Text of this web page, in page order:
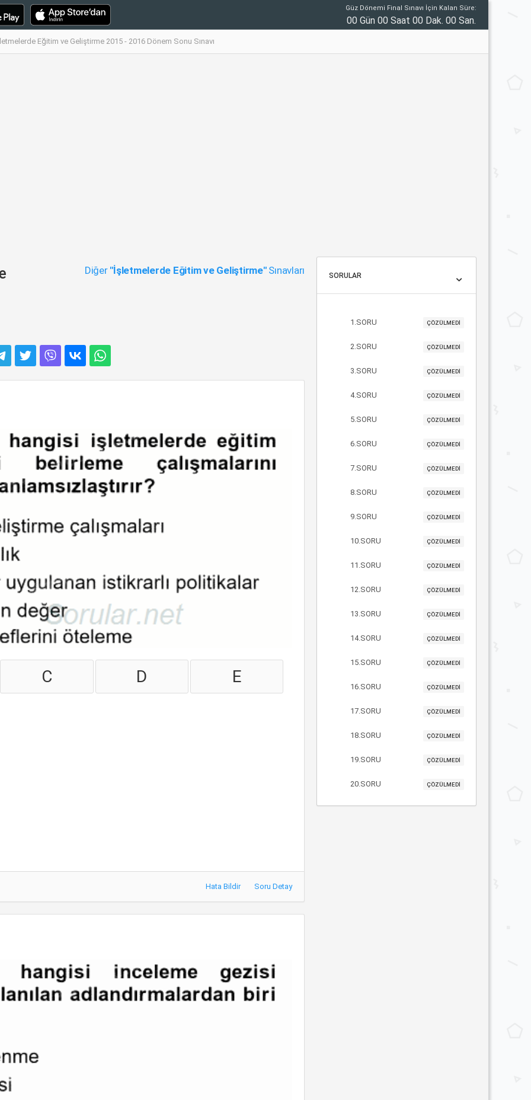
Güz Dönemi Final Sınavı İçin Kalan Süre:
00 Gün 00 Saat 00 Dak. 00 San.
Eğitim ve Geliştirme 2015 - 2016 Dönem Sonu Sınavı
Diğer "İşletmelerde Eğitim ve Geliştirme"Sınavları
C D E
Hata Bildir Soru Detay
SORULAR
1.SORU ÇÖZÜLMEDİ
2.SORU ÇÖZÜLMEDİ
3.SORU ÇÖZÜLMEDİ
4.SORU ÇÖZÜLMEDİ
5.SORU ÇÖZÜLMEDİ
6.SORU ÇÖZÜLMEDİ
7.SORU ÇÖZÜLMEDİ
8.SORU ÇÖZÜLMEDİ
9.SORU ÇÖZÜLMEDİ
10.SORU ÇÖZÜLMEDİ
11.SORU ÇÖZÜLMEDİ
12.SORU ÇÖZÜLMEDİ
13.SORU ÇÖZÜLMEDİ
14.SORU ÇÖZÜLMEDİ
15.SORU ÇÖZÜLMEDİ
16.SORU ÇÖZÜLMEDİ
17.SORU ÇÖZÜLMEDİ
18.SORU ÇÖZÜLMEDİ
19.SORU ÇÖZÜLMEDİ
20.SORU ÇÖZÜLMEDİ